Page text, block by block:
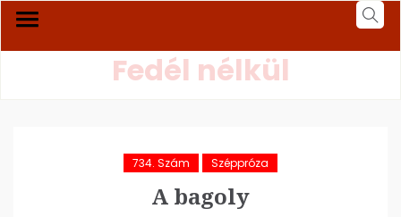
Fedél nélkül
734. Szám Széppróza
A bagoly